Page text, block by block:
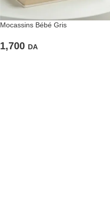
Mocassins Bébé Gris
1,700 DA